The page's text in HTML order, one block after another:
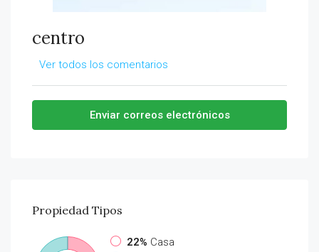
centro
Ver todos los comentarios
Enviar correos electrónicos
Propiedad Tipos
22% Casa